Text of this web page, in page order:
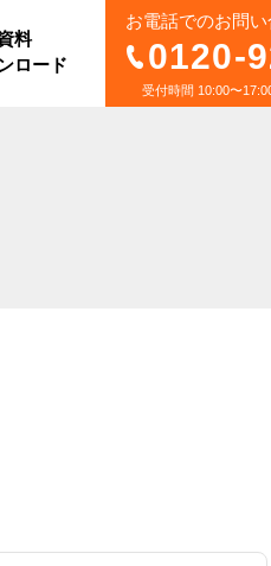
お電話でのお問
0120-
受付時間 10:00〜
料
ロード